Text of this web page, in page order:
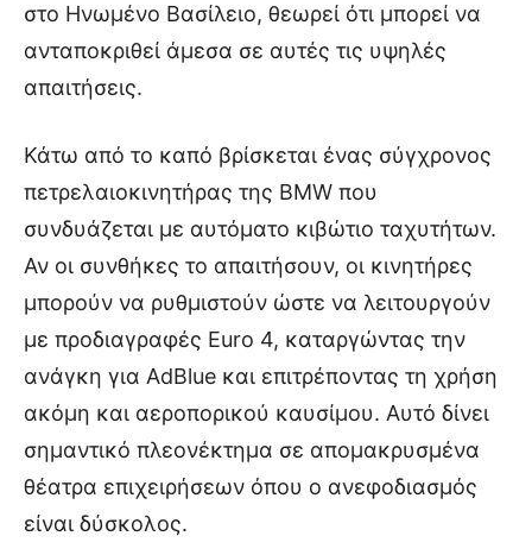
στο Ηνωμένο Βασίλειο, θεωρεί ότι μπορεί να
ανταποκριθεί άμεσα σε αυτές τις υψηλές
απαιτήσεις.
Κάτω από το καπό βρίσκεται ένας σύγχρονος
πετρελαιοκινητήρας της BMW που
συνδυάζεται με αυτόματο κιβώτιο ταχυτήτων.
Αν οι συνθήκες το απαιτήσουν, οι κινητήρες
μπορούν να ρυθμιστούν ώστε να λειτουργούν
με προδιαγραφές Euro 4, καταργώντας την
ανάγκη για AdBlue και επιτρέποντας τη χρήση
ακόμη και αεροπορικού καυσίμου. Αυτό δίνει
σημαντικό πλεονέκτημα σε απομακρυσμένα
θέατρα επιχειρήσεων όπου ο ανεφοδιασμός
είναι δύσκολος.